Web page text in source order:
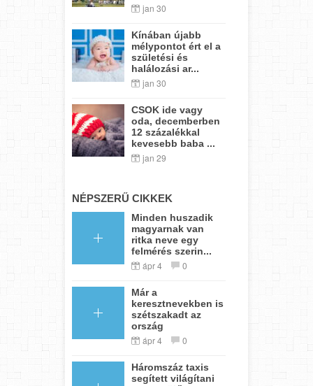
jan 30
Kínában újabb
mélypontot ért el a
születési és
halálozási ar...
jan 30
CSOK ide vagy
oda, decemberben
12 százalékkal
kevesebb baba ...
jan 29
NÉPSZERŰ CIKKEK
Minden huszadik
magyarnak van
ritka neve egy
felmérés szerin...
ápr 4 0
Már a
keresztnevekben is
szétszakadt az
ország
ápr 4 0
Háromszáz taxis
segített világítani